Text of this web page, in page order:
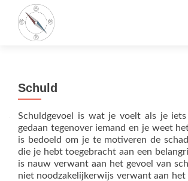
Schuld
Schuldgevoel is wat je voelt als je
gedaan tegenover iemand en je weet
is bedoeld om je te motiveren de
die je hebt toegebracht aan een
is nauw verwant aan het gevoel van
niet noodzakelijkerwijs verwant aan het